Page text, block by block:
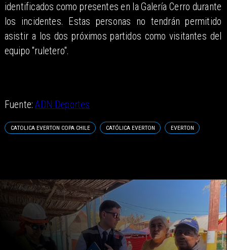
identificados como presentes en la Galería Cerro durante
los incidentes. Estas personas no tendrán permitido
asistir a los dos próximos partidos como visitantes del
equipo "ruletero".
Fuente:ADN Deportes
CATOLICA EVERTON COPA CHILE CATÓLICA EVERTON EVERTON